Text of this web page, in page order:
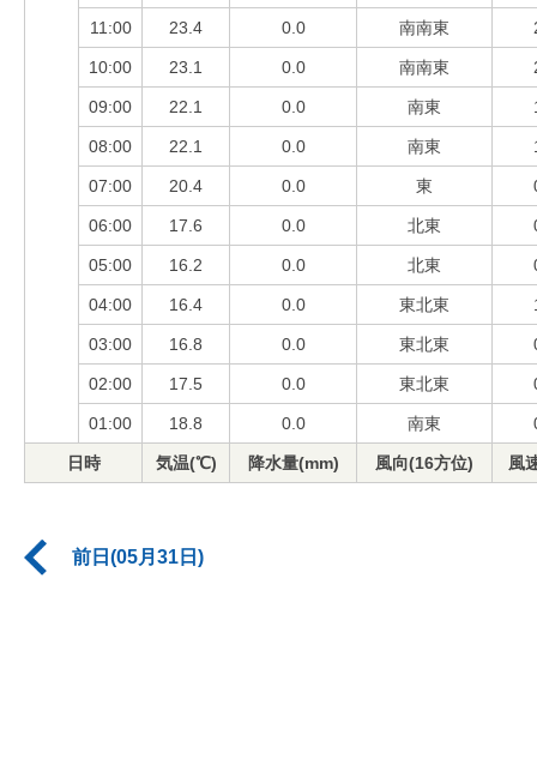
11:00 23.4 0.0 南南東
10:00 23.1 0.0 南南東
09:00 22.1 0.0 南東
08:00 22.1 0.0 南東
07:00 20.4 0.0 東
06:00 17.6 0.0 北東
05:00 16.2 0.0 北東
04:00 16.4 0.0 東北東
03:00 16.8 0.0 東北東
02:00 17.5 0.0 東北東
01:00 18.8 0.0 南東
日時 気温(℃) 降水量(mm) 風向(16方位) 風
前日(05月31日)